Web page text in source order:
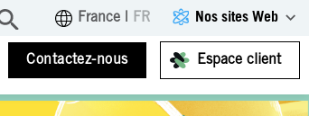
France FR Nos sites Web
Contactez-nous Espace client